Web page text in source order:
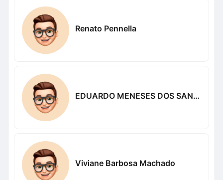
Renato Pennella
EDUARDO MENESES DOS SANTÓS
Viviane Barbosa Machado